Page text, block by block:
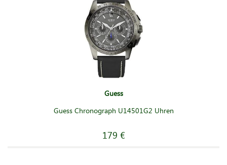
Guess
Guess Chronograph U14501G2 Uhren
179 €